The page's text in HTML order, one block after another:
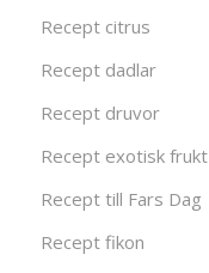
Recept citrus
Recept dadlar
Recept druvor
Recept exotisk frukt
Recept till Fars Dag
Recept fikon